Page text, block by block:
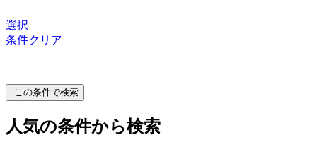
選択
条件クリア
この条件で検索
人気の条件から検索